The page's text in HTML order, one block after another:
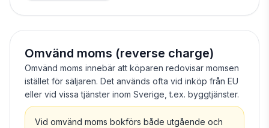
Omvänd moms (reverse charge)
Omvänd moms innebär att köparen redovisar momsen
istället för säljaren. Det används ofta vid inköp från EU
eller vid vissa tjänster inom Sverige, t.ex. byggtjänster.
Vid omvänd moms bokförs både utgående och